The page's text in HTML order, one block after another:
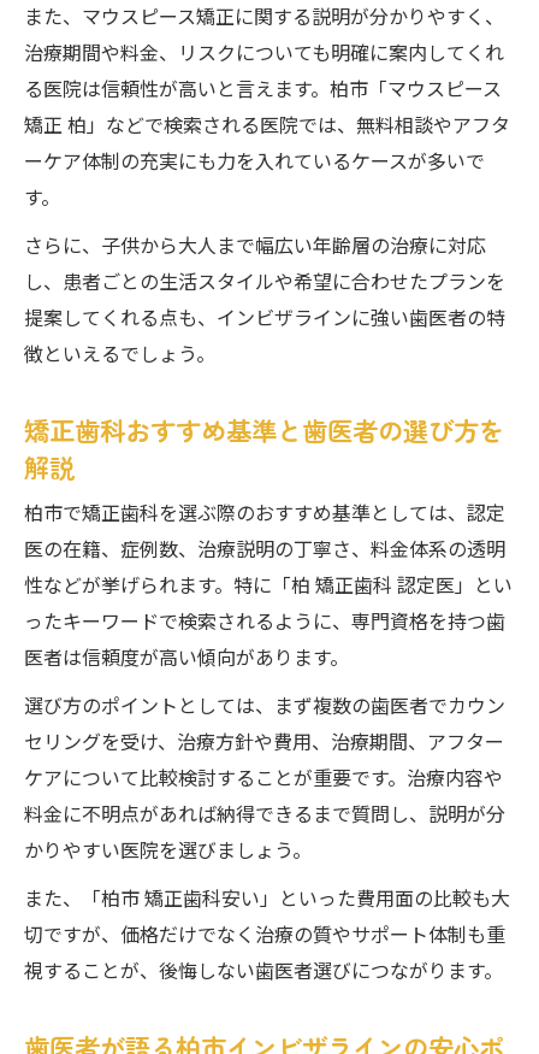
者選び
女性歯科医師在籍の歯医者が人気な理由
土日診療や駐車場完備の歯医者で通いやす
さ重視
柏市でマウスピース矯正なら歯医者比較が
認定医在籍の歯医者が叶える納得の矯正体験
認定医がいる柏市歯医者で安心の矯正治療
歯医者選びで変わるインビザライン体験談
柏市の歯医者で矯正相談を受けるメリット
インビザラインを柏市の歯医者で賢く進めるヒ
ント
柏市の歯医者で賢くインビザラインを始め
る方法
口コミ活用で柏市歯医者選びを失敗しない
コツ
インビザライン治療費を抑える歯医者の選
択肢
柏市歯医者でインビザラインのアフターケ
ア充実
オンライン相談を活用した歯医者の新しい
選び方
また、マウスピース矯正に関する説明が分かりやすく、
治療期間や料金、リスクについても明確に案内してくれ
る医院は信頼性が高いと言えます。柏市「マウスピース
矯正 柏」などで検索される医院では、無料相談やアフタ
ーケア体制の充実にも力を入れているケースが多いで
す。
さらに、子供から大人まで幅広い年齢層の治療に対応
し、患者ごとの生活スタイルや希望に合わせたプランを
提案してくれる点も、インビザラインに強い歯医者の特
徴といえるでしょう。
矯正歯科おすすめ基準と歯医者の選び方を
解説
柏市で矯正歯科を選ぶ際のおすすめ基準としては、認定
医の在籍、症例数、治療説明の丁寧さ、料金体系の透明
性などが挙げられます。特に「柏 矯正歯科 認定医」とい
ったキーワードで検索されるように、専門資格を持つ歯
医者は信頼度が高い傾向があります。
選び方のポイントとしては、まず複数の歯医者でカウン
セリングを受け、治療方針や費用、治療期間、アフター
ケアについて比較検討することが重要です。治療内容や
料金に不明点があれば納得できるまで質問し、説明が分
かりやすい医院を選びましょう。
また、「柏市 矯正歯科安い」といった費用面の比較も大
切ですが、価格だけでなく治療の質やサポート体制も重
視することが、後悔しない歯医者選びにつながります。
歯医者が語る柏市インビザラインの安心ポ